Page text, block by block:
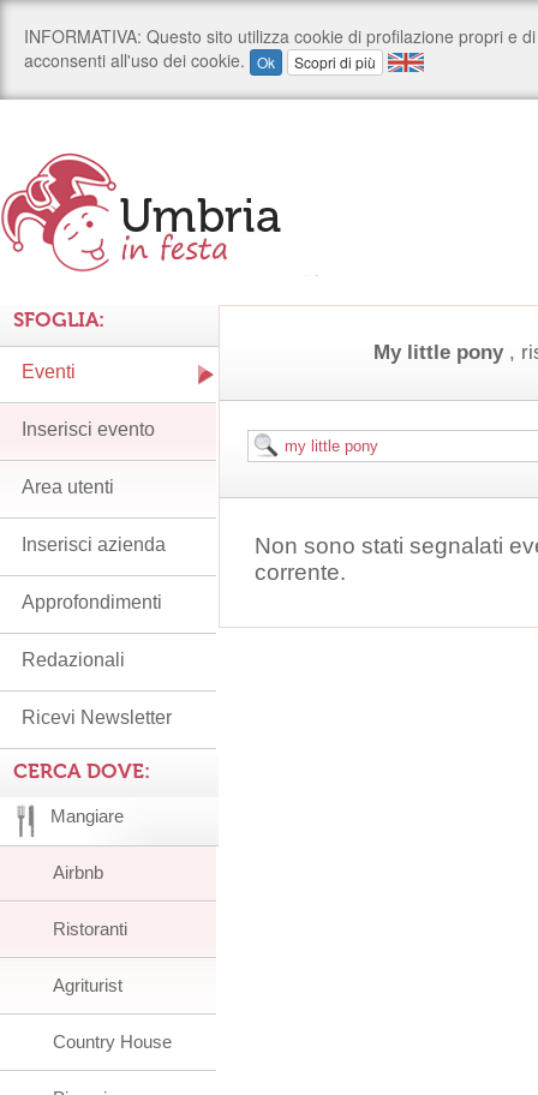
My little pony ,
Non sono stati segnalati
corrente.
SFOGLIA:
Eventi
Inserisci evento
Area utenti
Inserisci azienda
Approfondimenti
Redazionali
Ricevi Newsletter
CERCA DOVE:
Mangiare
Airbnb
Ristoranti
Agriturist
Country House